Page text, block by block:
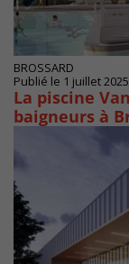
BROSSARD
Publié le 1 juillet
La piscine
baigneurs à